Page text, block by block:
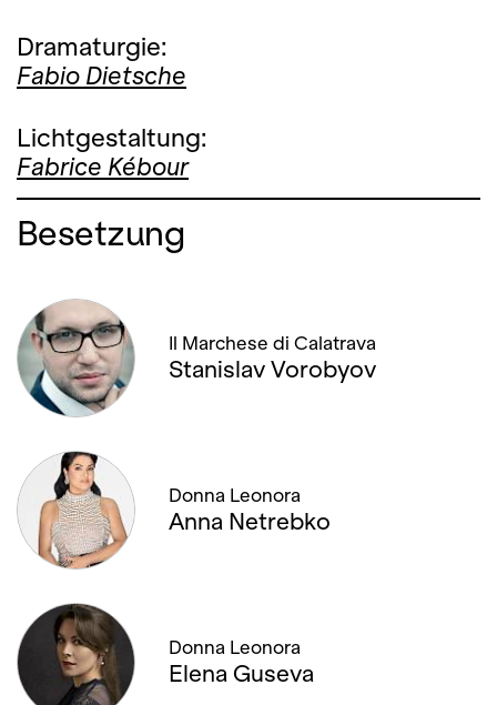
Dramaturgie:
Fabio Dietsche
Lichtgestaltung:
Fabrice Kébour
Besetzung
Il Marchese di Calatrava
Stanislav Vorobyov
Donna Leonora
Anna Netrebko
Donna Leonora
Elena Guseva